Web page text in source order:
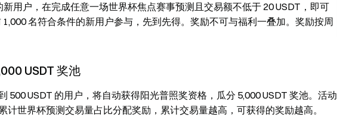
用户，在完成任意一场世界杯焦点赛事预测且交易额不低于 20 USDT，即可
名符合条件的新用户参与，先到先得。奖励不可与福利一叠加。奖励按周
USDT 奖池
500 USDT 的用户，将自动获得阳光普照奖资格，瓜分 5,000 USDT 奖池。活动
世界杯预测交易量占比分配奖励，累计交易量越高，可获得的奖励越高。